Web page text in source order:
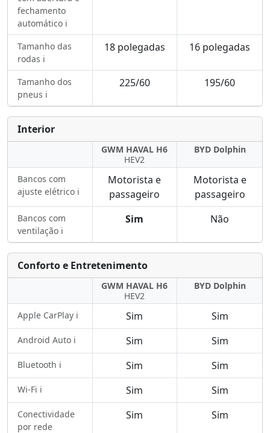
fechamento
automático ℹ️
Tamanho das
rodas ℹ️
18 polegadas 16 polegadas
Tamanho dos
pneus ℹ️
225/60 195/60
Interior
GWM HAVAL H6
HEV2
BYD Dolphin
Bancos com
ajuste elétrico ℹ️
Motorista e
passageiro
Motorista e
passageiro
Bancos com
ventilação ℹ️
Sim Não
Conforto e Entretenimento
GWM HAVAL H6
HEV2
BYD Dolphin
Apple CarPlay ℹ️ Sim Sim
Android Auto ℹ️ Sim Sim
Bluetooth ℹ️ Sim Sim
Wi-Fi ℹ️ Sim Sim
Conectividade
por rede
Sim Sim